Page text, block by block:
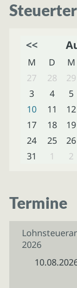
<<
M D M
27
28 29
3
4 5
10
11 12
17
18 19
24
25 26
31
1 2
Termine
2026